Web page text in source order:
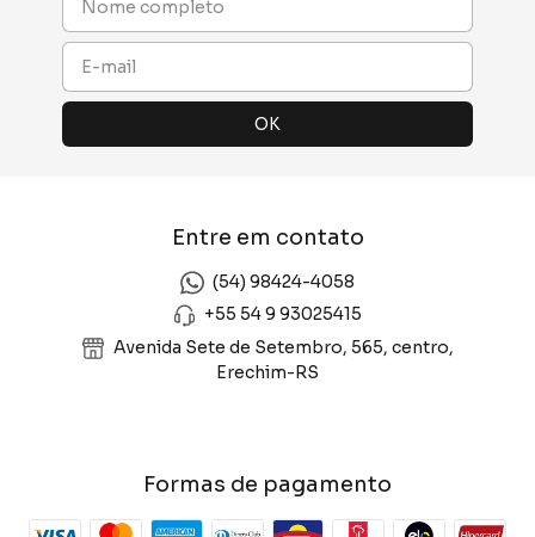
Entre em contato
(54) 98424-4058
+55 54 9 93025415
Avenida Sete de Setembro, 565, centro,
Erechim-RS
Formas de pagamento